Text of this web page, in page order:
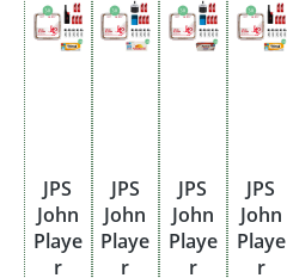
JPS
John
Playe
r
JPS
John
Playe
r
JPS
John
Playe
r
JPS
John
Playe
r